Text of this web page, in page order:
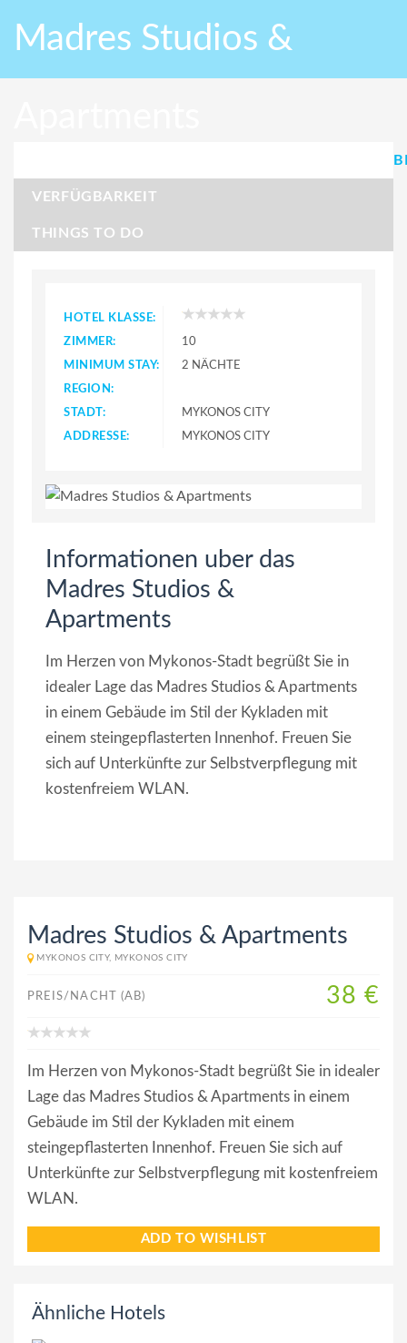
Madres Studios &
VERFÜGBARKEIT
THINGS TO DO
HOTEL KLASSE:
ZIMMER:
10
MINIMUM STAY:
2 NÄCHTE
REGION:
STADT:
MYKONOS CITY
ADDRESSE:
MYKONOS CITY
Informationen uber das
Madres Studios &
Apartments
Im Herzen von Mykonos-Stadt begrüßt Sie in
idealer Lage das Madres Studios & Apartments
in einem Gebäude im Stil der Kykladen mit
einem steingepflasterten Innenhof. Freuen Sie
sich auf Unterkünfte zur Selbstverpflegung mit
kostenfreiem WLAN.
Madres Studios & Apartments
MYKONOS CITY, MYKONOS CITY
PREIS/NACHT (AB) 38 €
Im Herzen von Mykonos-Stadt begrüßt Sie in idealer
Lage das Madres Studios & Apartments in einem
Gebäude im Stil der Kykladen mit einem
steingepflasterten Innenhof. Freuen Sie sich auf
Unterkünfte zur Selbstverpflegung mit kostenfreiem
WLAN.
ADD TO WISHLIST
Ähnliche Hotels